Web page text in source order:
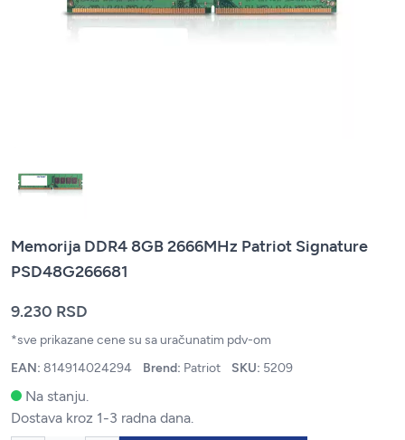
Memorija DDR4 8GB 2666MHz Patriot Signature
PSD48G266681
9.230 RSD
*sve prikazane cene su sa uračunatim pdv-om
EAN: 814914024294 Brend: Patriot SKU: 5209
Na stanju.
Dostava kroz 1-3 radna dana.